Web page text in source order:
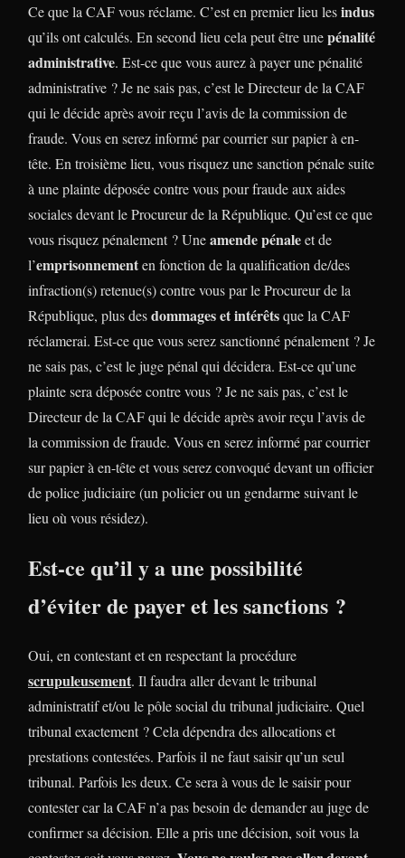
Ce que la CAF vous réclame. C’est en premier lieu lesindus
qu’ils ont calculés. En second lieu cela peut être unepénalité
administrative. Est-ce que vous aurez à payer une pénalité
administrative ? Je ne sais pas, c’est le Directeur de la CAF
qui le décide après avoir reçu l’avis de la commission de
fraude. Vous en serez informé par courrier sur papier à en-
tête. En troisième lieu, vous risquez une sanction pénale suite
à une plainte déposée contre vous pour fraude aux aides
sociales devant le Procureur de la République. Qu’est ce que
vous risquez pénalement ? Uneamende pénaleet de
l’emprisonnementen fonction de la qualification de/des
infraction(s) retenue(s) contre vous par le Procureur de la
République, plus desdommages et intérêtsque la CAF
réclamerai. Est-ce que vous serez sanctionné pénalement ? Je
ne sais pas, c’est le juge pénal qui décidera. Est-ce qu’une
plainte sera déposée contre vous ? Je ne sais pas, c’est le
Directeur de la CAF qui le décide après avoir reçu l’avis de
la commission de fraude. Vous en serez informé par courrier
sur papier à en-tête et vous serez convoqué devant un officier
de police judiciaire (un policier ou un gendarme suivant le
lieu où vous résidez).
Est-ce qu’il y a une possibilité
d’éviter de payer et les sanctions ?
Oui, en contestant et en respectant la procédure
scrupuleusement. Il faudra aller devant le tribunal
administratif et/ou le pôle social du tribunal judiciaire. Quel
tribunal exactement ? Cela dépendra des allocations et
prestations contestées. Parfois il ne faut saisir qu’un seul
tribunal. Parfois les deux. Ce sera à vous de le saisir pour
contester car la CAF n’a pas besoin de demander au juge de
confirmer sa décision. Elle a pris une décision, soit vous la